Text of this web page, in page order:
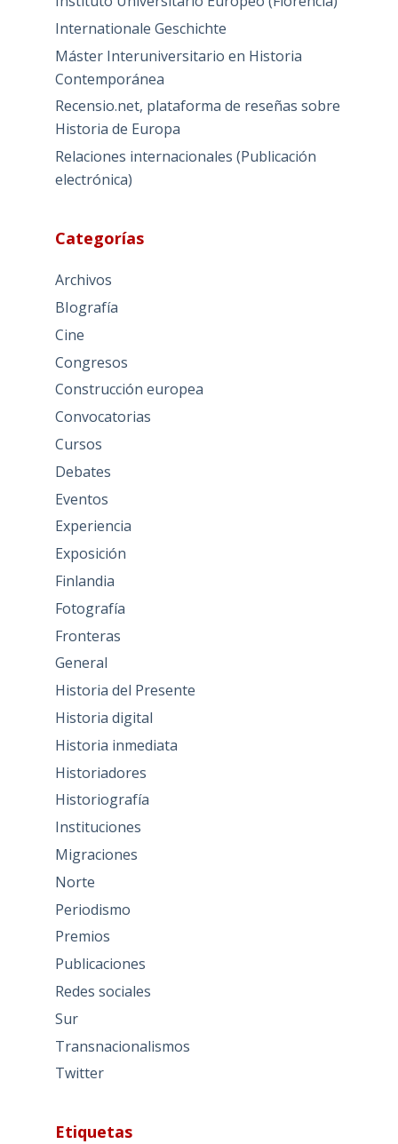
Internationale Geschichte
Máster Interuniversitario en Historia
Contemporánea
Recensio.net, plataforma de reseñas sobre
Historia de Europa
Relaciones internacionales (Publicación
electrónica)
Categorías
Archivos
BIografía
Cine
Congresos
Construcción europea
Convocatorias
Cursos
Debates
Eventos
Experiencia
Exposición
Finlandia
Fotografía
Fronteras
General
Historia del Presente
Historia digital
Historia inmediata
Historiadores
Historiografía
Instituciones
Migraciones
Norte
Periodismo
Premios
Publicaciones
Redes sociales
Sur
Transnacionalismos
Twitter
Etiquetas